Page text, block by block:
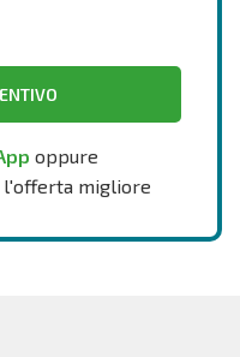
oppure
l'offerta migliore